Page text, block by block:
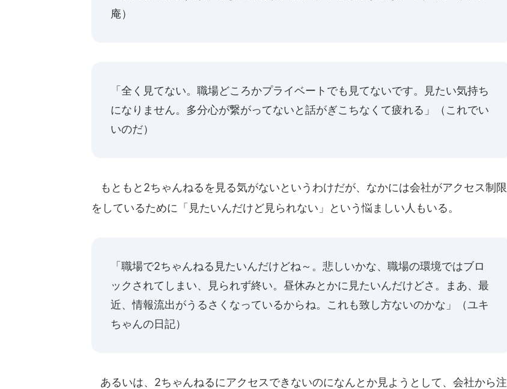
庵）
「全く見てない。職場どころかプライベートでも見てないです。見たい気持ち
になりません。多分心が繋がってないと話がぎこちなくて疲れる」（ これでい
いのだ）
もともと2ちゃんねるを見る気がないというわけだが、なかには会社がアクセス制限
をしているために「見たいんだけど見られない」という悩ましい人もいる。
「職場で2ちゃんねる見たいんだけどね～。悲しいかな、職場の環境ではブロ
ックされてしまい、見られず終い。昼休みとかに見たいんだけどさ。まあ、最
近、情報流出がうるさくなっているからね。これも致し方ないのかな」（ユキ
ちゃんの日記）
あるいは、2ちゃんねるにアクセスできないのになんとか見ようとして、会社から注